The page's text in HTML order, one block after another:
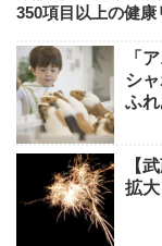
350項目以上の健
「
シ
ふ
【
拡